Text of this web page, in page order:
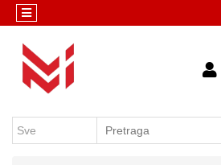
Kategorije
Računari
komponente
Konfigurator